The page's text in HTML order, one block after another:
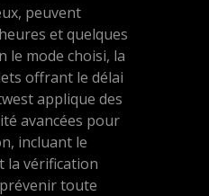
peuvent
et quelques
le mode choisi, la
offrant le délai
applique des
avancées pour
incluant le
la vérification
toute